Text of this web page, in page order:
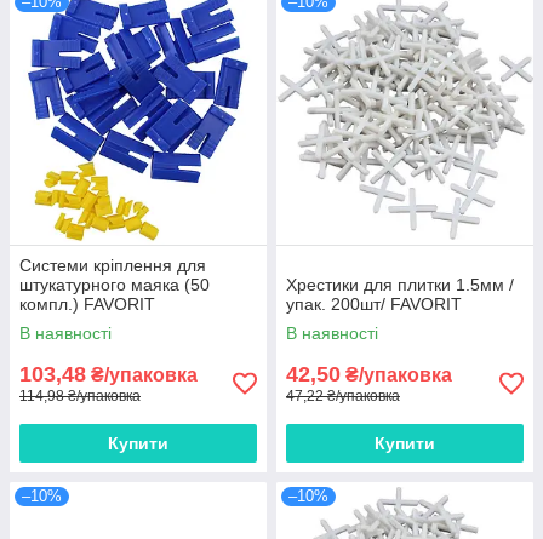
Системи кріплення для
штукатурного маяка (50
компл.) FAVORIT
В наявності
103,48 ₴/упаковка
114,98 ₴/упаковка
Купити
Хрестики для плитки 1.5мм /
упак. 200шт/ FAVORIT
В наявності
42,50 ₴/упаковка
47,22 ₴/упаковка
Купити
–10% –10%